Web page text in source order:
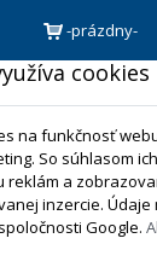
-prázdny-
cookies
na funkčnosť
So súhlasom
reklám a
inzercie. Údaje
Google.